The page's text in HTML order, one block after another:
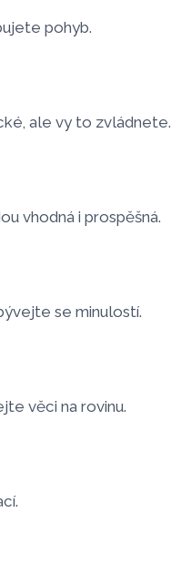
pohyb.
ale vy to zvládnete.
vhodná i prospěšná.
se minulostí.
věci na rovinu.